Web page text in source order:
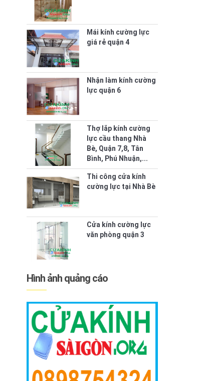
Mái kính cường lực
giá rẻ quận 4
Nhận làm kính cường
lực quận 6
Thợ lắp kính cường
lực cầu thang Nhà
Bè, Quận 7,8, Tân
Bình, Phú Nhuận,...
Thi công cửa kính
cường lực tại Nhà Bè
Cửa kính cường lực
văn phòng quận 3
Hình ảnh quảng cáo